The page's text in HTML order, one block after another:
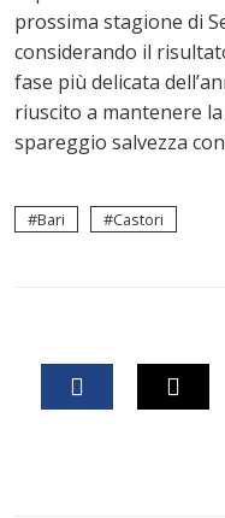
prossima stagione di
considerando il
fase più delicata
riuscito a mantenere
spareggio salvezza
Bari Castori